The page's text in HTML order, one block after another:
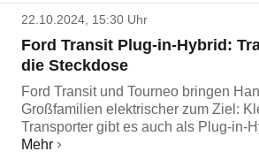
22.10.2024, 15:30 Uhr
Ford Transit Plug-in-Hybrid:
die Steckdose
Ford Transit und Tourneo bringen
Großfamilien elektrischer zum Ziel:
Transporter gibt es auch als Plug-in-
Mehr